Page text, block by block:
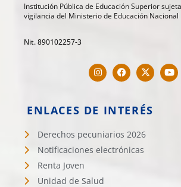
Institución Pública de Educación Superior
vigilancia del Ministerio de Educación Nacional
Nit. 890102257-3
ENLACES DE INTERÉS
Derechos pecuniarios 2026
Notificaciones electrónicas
Renta Joven
Unidad de Salud